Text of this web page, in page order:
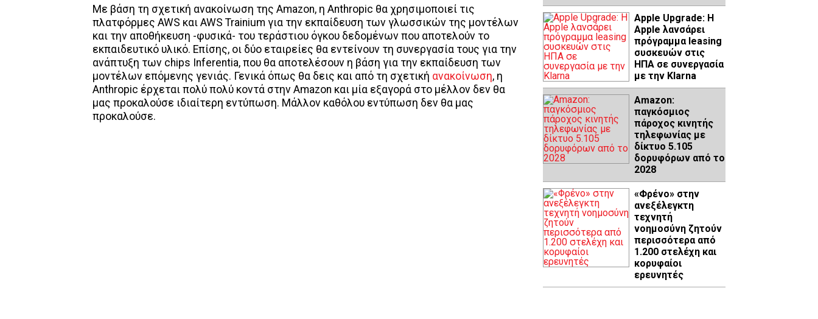
Με βάση τη σχετική ανακοίνωση της Amazon, η Anthropic θα χρησιμοποιεί τις
πλατφόρμες AWS και AWS Trainium για την εκπαίδευση των γλωσσικών της μοντέλων
και την αποθήκευση -φυσικά- του τεράστιου όγκου δεδομένων που αποτελούν το
εκπαιδευτικό υλικό. Επίσης, οι δύο εταιρείες θα εντείνουν τη συνεργασία τους για την
ανάπτυξη των chips Inferentia, που θα αποτελέσουν η βάση για την εκπαίδευση των
μοντέλων επόμενης γενιάς. Γενικά όπως θα δεις και από τη σχετική ανακοίνωση, η
Anthropic έρχεται πολύ πολύ κοντά στην Amazon και μία εξαγορά στο μέλλον δεν θα
μας προκαλούσε ιδιαίτερη εντύπωση. Μάλλον καθόλου εντύπωση δεν θα μας
προκαλούσε.
Apple Upgrade: Η
Apple λανσάρει
πρόγραμμα leasing
συσκευών στις
ΗΠΑ σε συνεργασία
με την Klarna
Amazon:
παγκόσμιος
πάροχος κινητής
τηλεφωνίας με
δίκτυο 5.105
δορυφόρων από το
2028
«Φρένο» στην
ανεξέλεγκτη
τεχνητή
νοημοσύνη ζητούν
περισσότερα από
1.200 στελέχη και
κορυφαίοι
ερευνητές